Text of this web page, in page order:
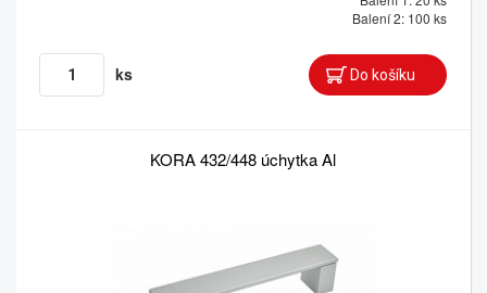
Balení 2: 100 ks
ks
KORA 432/448 úchytka Al